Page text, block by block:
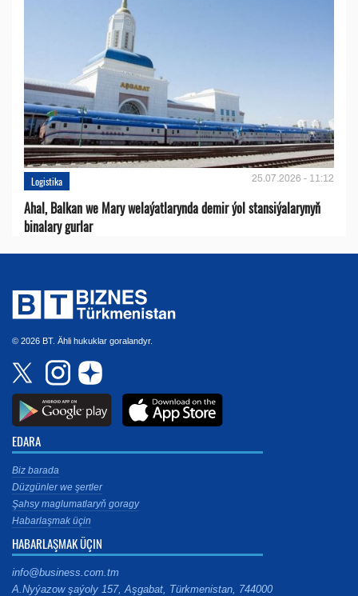
Logistika 25.07.2026 - 11:12
Ahal, Balkan we Mary welaýatlarynda demir ýol stansiýalarynyň
binalary gurlar
© 2026 BT. Ähli hukuklar goralandyr.
EDARA
Biz barada
Düzgünler we şertler
Şahsy maglumatlaryň goragy
Habarlaşmak üçin
HABARLAŞMAK ÜÇIN
info@business.com.tm
A.Nyýazow şaýoly 157, Aşgabat, Türkmenistan, 744000